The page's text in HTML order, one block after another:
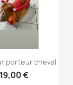
rapide
porteur cheval
19,00 €